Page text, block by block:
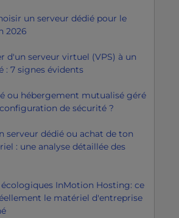
un serveur dédié pour le
2026
d'un serveur virtuel (VPS) à un
: 7 signes évidents
ou hébergement mutualisé géré
de sécurité ?
serveur dédié ou achat de ton
: une analyse détaillée des
écologiques InMotion Hosting: ce
le matériel d'entreprise